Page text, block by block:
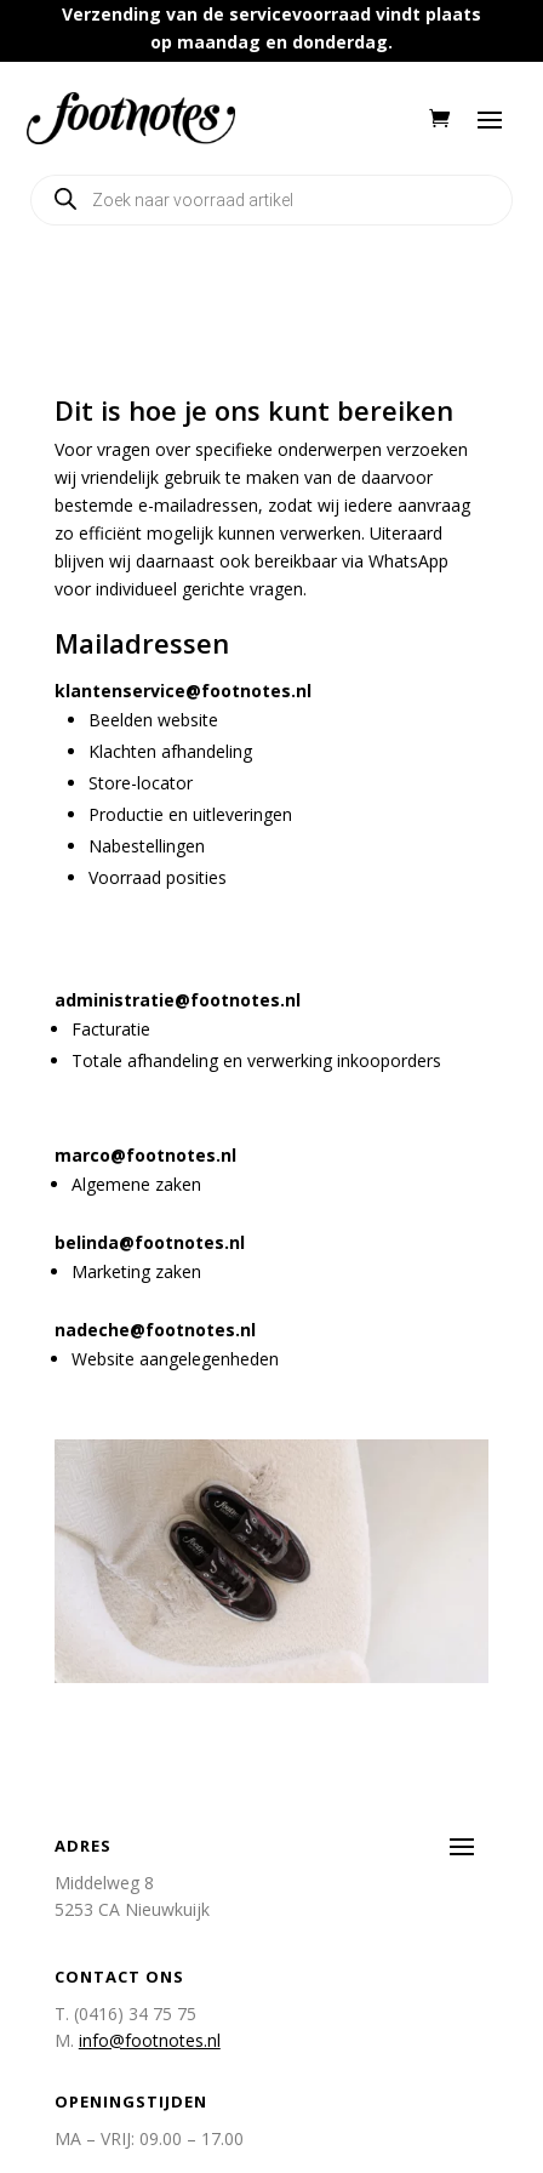
Verzending van de servicevoorraad vindt plaats
op maandag en donderdag.
Producten
zoeken
Dit is hoe je ons kunt bereiken
Voor vragen over specifieke onderwerpen verzoeken
wij vriendelijk gebruik te maken van de daarvoor
bestemde e-mailadressen, zodat wij iedere aanvraag
zo efficiënt mogelijk kunnen verwerken. Uiteraard
blijven wij daarnaast ook bereikbaar via WhatsApp
voor individueel gerichte vragen.
Mailadressen
klantenservice@footnotes.nl
Beelden website
Klachten afhandeling
Store-locator
Productie en uitleveringen
Nabestellingen
Voorraad posities
administratie@footnotes.nl
Facturatie
Totale afhandeling en verwerking inkooporders
marco@footnotes.nl
Algemene zaken
belinda@footnotes.nl
Marketing zaken
nadeche@footnotes.nl
Website aangelegenheden
ADRES
Middelweg 8
5253 CA Nieuwkuijk
CONTACT ONS
T. (0416) 34 75 75
M. info@footnotes.nl
OPENINGSTIJDEN
MA – VRIJ: 09.00 – 17.00